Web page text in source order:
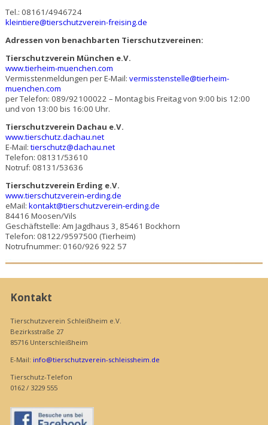
Tel.: 08161/4946724
kleintiere@tierschutzverein-freising.de
Adressen von benachbarten Tierschutzvereinen:
Tierschutzverein München e.V.
www.tierheim-muenchen.com
Vermisstenmeldungen per E-Mail: vermisstenstelle@tierheim-
muenchen.com
per Telefon: 089/92100022 – Montag bis Freitag von 9:00 bis 12:00
und von 13:00 bis 16:00 Uhr.
Tierschutzverein Dachau e.V.
www.tierschutz.dachau.net
E-Mail: tierschutz@dachau.net
Telefon: 08131/53610
Notruf: 08131/53636
Tierschutzverein Erding e.V.
www.tierschutzverein-erding.de
eMail: kontakt@tierschutzverein-erding.de
84416 Moosen/Vils
Geschäftstelle: Am Jagdhaus 3, 85461 Bockhorn
Telefon: 08122/9597500 (Tierheim)
Notrufnummer: 0160/926 922 57
Kontakt
Tierschutzverein Schleißheim e.V.
Bezirksstraße 27
85716 Unterschleißheim
E-Mail: info@tierschutzverein-schleissheim.de
Tierschutz-Telefon
0162 / 3229 555